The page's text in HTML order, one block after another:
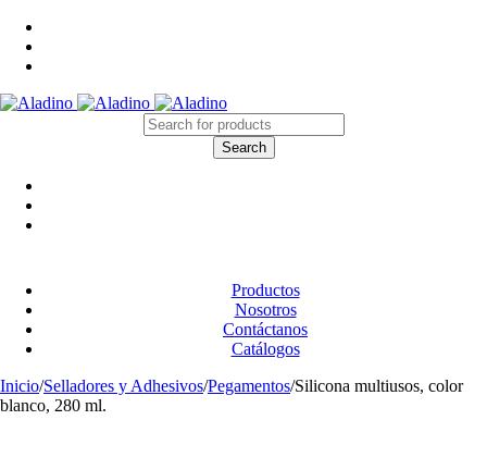
Productos
Nosotros
Contáctanos
Catálogos
Inicio/Selladores y Adhesivos/Pegamentos/Silicona multiusos, color
blanco, 280 ml.